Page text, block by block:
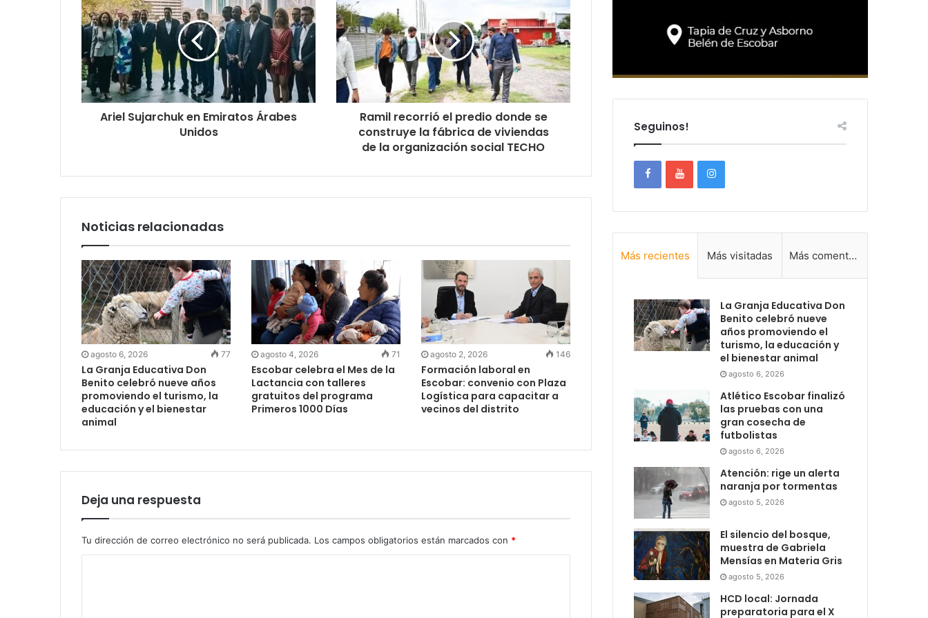
Ariel Sujarchuk en Emiratos Árabes
Unidos
Ramil recorrió el predio donde se
construye la fábrica de viviendas
de la organización social TECHO
Noticias relacionadas
agosto 6, 2026 77
La Granja Educativa Don
Benito celebró nueve años
promoviendo el turismo, la
educación y el bienestar
animal
agosto 4, 2026 71
Escobar celebra el Mes de la
Lactancia con talleres
gratuitos del programa
Primeros 1000 Días
agosto 2, 2026 146
Formación laboral en
Escobar: convenio con Plaza
Logística para capacitar a
vecinos del distrito
Deja una respuesta
Tu dirección de correo electrónico no será publicada. Los campos obligatorios están marcados con *
Seguinos!
Más recientes Más visitadas Más comentadas
La Granja Educativa Don
Benito celebró nueve
años promoviendo el
turismo, la educación y
el bienestar animal
agosto 6, 2026
Atlético Escobar finalizó
las pruebas con una
gran cosecha de
futbolistas
agosto 6, 2026
Atención: rige un alerta
naranja por tormentas
agosto 5, 2026
El silencio del bosque,
muestra de Gabriela
Mensías en Materia Gris
agosto 5, 2026
HCD local: Jornada
preparatoria para el X